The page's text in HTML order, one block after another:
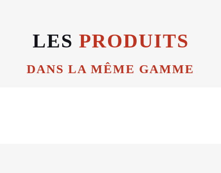
LES PRODUITS
DANS LA MÊME GAMME